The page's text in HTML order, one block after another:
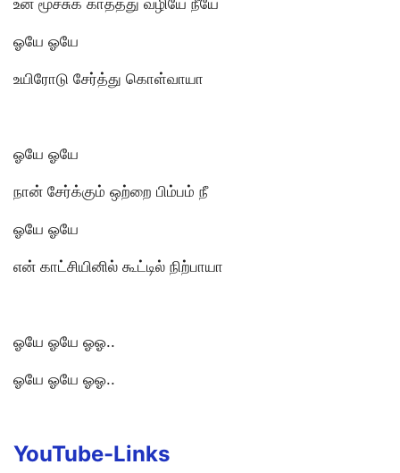
உன் மூச்சுக் காத்தது வழியே நீயே
ஓயே ஓயே
உயிரோடு சேர்த்து கொள்வாயா
ஓயே ஓயே
நான் சேர்க்கும் ஒற்றை பிம்பம் நீ
ஓயே ஓயே
என் காட்சியினில் கூட்டில் நிற்பாயா
ஓயே ஓயே ஓஓ..
ஓயே ஓயே ஓஓ..
YouTube-Links